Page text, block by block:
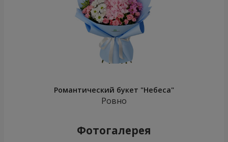
Романтический букет "Небеса"
Ровно
Фотогалерея